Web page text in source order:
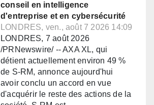
conseil en intelligence
d'entreprise et en cybersécurité
LONDRES, ven., août 7 2026 14:09
LONDRES, 7 août 2026
/PRNewswire/ -- AXA XL, qui
détient actuellement environ 49 %
de S-RM, annonce aujourd'hui
avoir conclu un accord en vue
d'acquérir le reste des actions de la